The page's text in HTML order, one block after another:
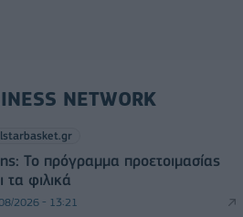
NETWORK
Το πρόγραμμα προετοιμασίας
τα φιλικά
2026 - 13:21